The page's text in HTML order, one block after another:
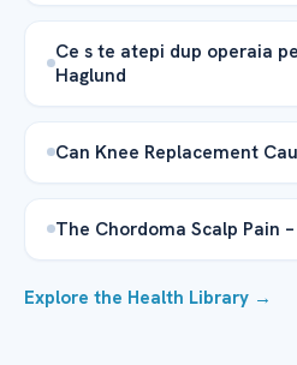
Ce s te atepi dup operaia
Haglund
Can Knee Replacement
The Chordoma Scalp Pain
Explore the Health Library →